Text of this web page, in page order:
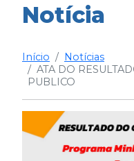
Notícia
Início
Notícias
ATA DO
PUBLICO